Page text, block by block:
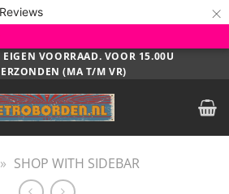
Reviews ×
VOORRAAD. VOOR 15.00U
(MA T/M VR)
» SHOP WITH SIDEBAR